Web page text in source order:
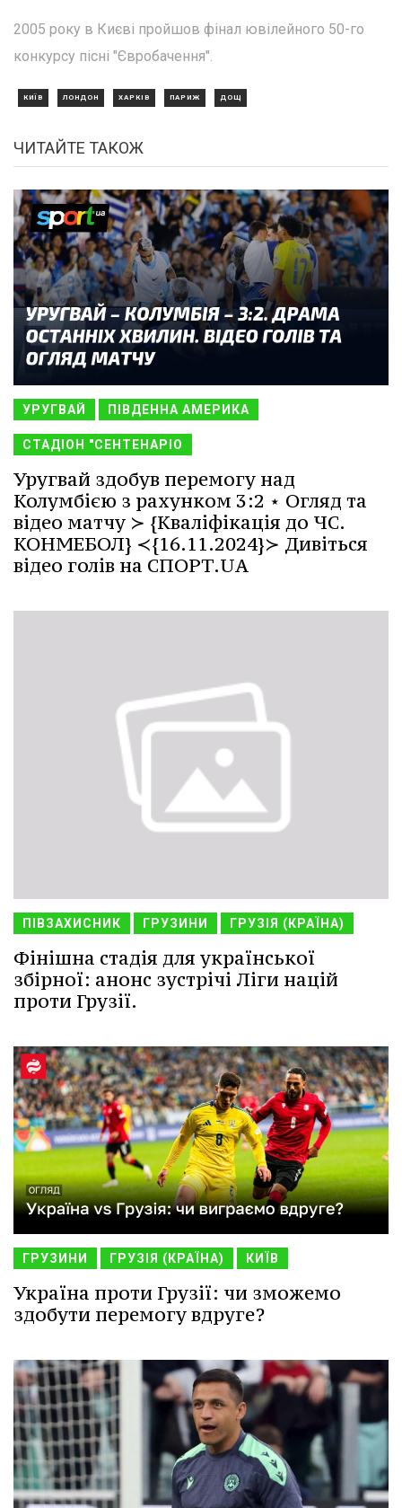
2005 року в Києві пройшов фінал ювілейного 50-го
конкурсу пісні "Євробачення".
КИЇВ ЛОНДОН ХАРКІВ ПАРИЖ ДОЩ
ЧИТАЙТЕ ТАКОЖ
УРУГВАЙ ПІВДЕННА АМЕРИКА
СТАДІОН "СЕНТЕНАРІО
Уругвай здобув перемогу над
Колумбією з рахунком 3:2 ⋆ Огляд та
відео матчу ≻ {Кваліфікація до ЧС.
КОНМЕБОЛ} ≺{16.11.2024}≻ Дивіться
відео голів на СПОРТ.UA
ПІВЗАХИСНИК ГРУЗИНИ ГРУЗІЯ (КРАЇНА)
Фінішна стадія для української
збірної: анонс зустрічі Ліги націй
проти Грузії.
ГРУЗИНИ ГРУЗІЯ (КРАЇНА) КИЇВ
Україна проти Грузії: чи зможемо
здобути перемогу вдруге?